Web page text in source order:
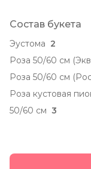
Состав букета
Эустома 2
Роза 50/60 см
Роза 50/60 см
Роза кустовая
50/60 см 3